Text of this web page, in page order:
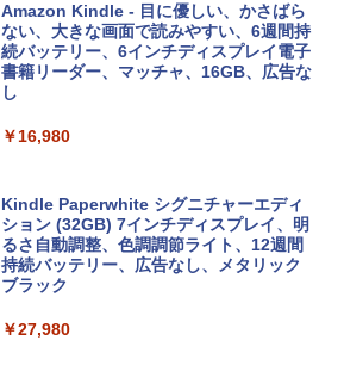
Apple 2026 MacBook Neo A18 Proチッ
プ搭載13インチノートブック：AIとAppl
e Intelligenceのために設計、Liquid Ret
inaディスプレイ、8GBユニファイドメモ
リ、256GB SSDストレージ、1080p Fac
tomtoc 360°保護 15.6 16インチ パソコ
ンケース Dell NEC Lavie ASUS HP dyna
book Lenovo対応
Robloxギフトカード - 800 Robux 【限
定バーチャルアイテムを含む】 【オンラ
インゲームコード】 ロブロックス | オン
ラインコード版
定バーチャルアイテムを含む】 【オンラ
インゲームコード】 ロブロックス |オン
ラインコード版
￥1,600
生成AIパスポート公式テキスト 第４版
￥1,766
￥1,292
非エンジニア 初心者 素人 でも安心 使い
Amazon Kindle - 目に優しい、かさばら
ない、大きな画面で読みやすい、6週間持
続バッテリー、6インチディスプレイ電子
書籍リーダー、マッチャ、16GB、広告な
し
￥16,980
Kindle Paperwhite シグニチャーエディ
ション (32GB) 7インチディスプレイ、明
るさ自動調整、色調調節ライト、12週間
持続バッテリー、広告なし、メタリック
ブラック
￥27,980